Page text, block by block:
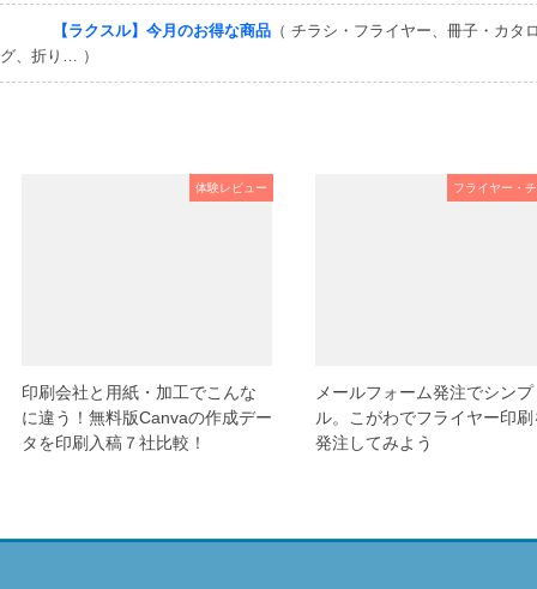
【ラクスル】今月のお得な商品 （ チラシ・フライヤー、冊子・カタ
グ、折り… ）
体験レビュー
印刷会社と用紙・加工でこんな
に違う！無料版Canvaの作成デー
タを印刷入稿７社比較！
フライヤー・
メールフォーム発注でシンプ
ル。こがわでフライヤー印刷
発注してみよう